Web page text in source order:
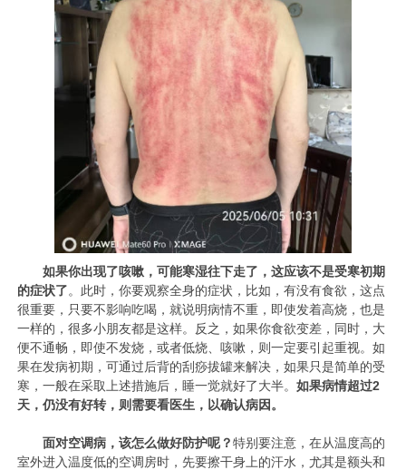
如果你出现了咳嗽，可能寒湿往下走了，这应该不是受寒初期
的症状了。此时，你要观察全身的症状，比如，有没有食欲，这点
很重要，只要不影响吃喝，就说明病情不重，即使发着高烧，也是
一样的，很多小朋友都是这样。反之，如果你食欲变差，同时，大
便不通畅，即使不发烧，或者低烧、咳嗽，则一定要引起重视。如
果在发病初期，可通过后背的刮痧拔罐来解决，如果只是简单的受
寒，一般在采取上述措施后，睡一觉就好了大半。如果病情超过2
天，仍没有好转，则需要看医生，以确认病因。
面对空调病，该怎么做好防护呢？特别要注意，在从温度高的
室外进入温度低的空调房时，先要擦干身上的汗水，尤其是额头和